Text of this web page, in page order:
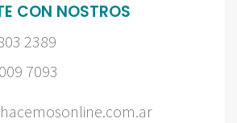
CON NOSTROS
2389
7093